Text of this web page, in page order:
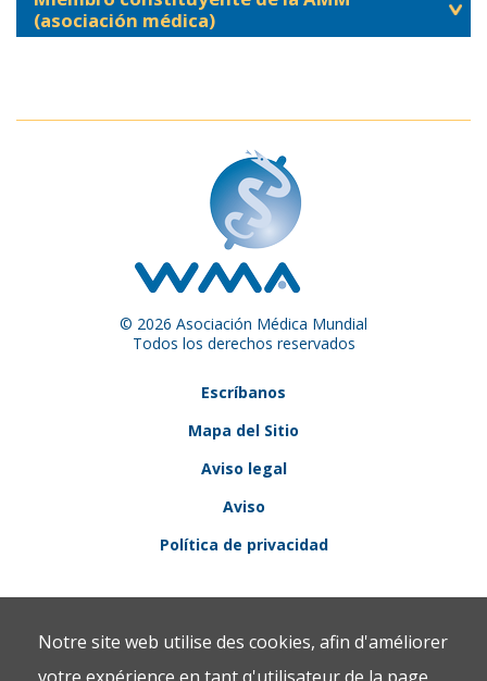
(asociación médica)
© 2026 Asociación Médica Mundial
Todos los derechos reservados
Escríbanos
Mapa del Sitio
Aviso legal
Aviso
Política de privacidad
Notre site web utilise des cookies, afin d'améliorer